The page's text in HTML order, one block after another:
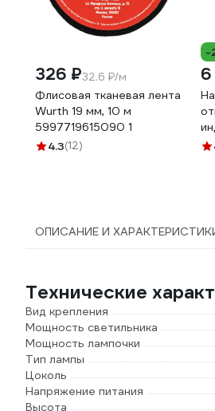
326 ₽32.6 ₽/м
Флисовая тканевая лента
Wurth 19 мм, 10 м
5997719615090 1
4.3(12)
-
ОПИСАНИЕ И
Технические
Вид крепления
Мощность светильника
Мощность лампочки
Тип лампы
Цоколь
Напряжение питания
Высота